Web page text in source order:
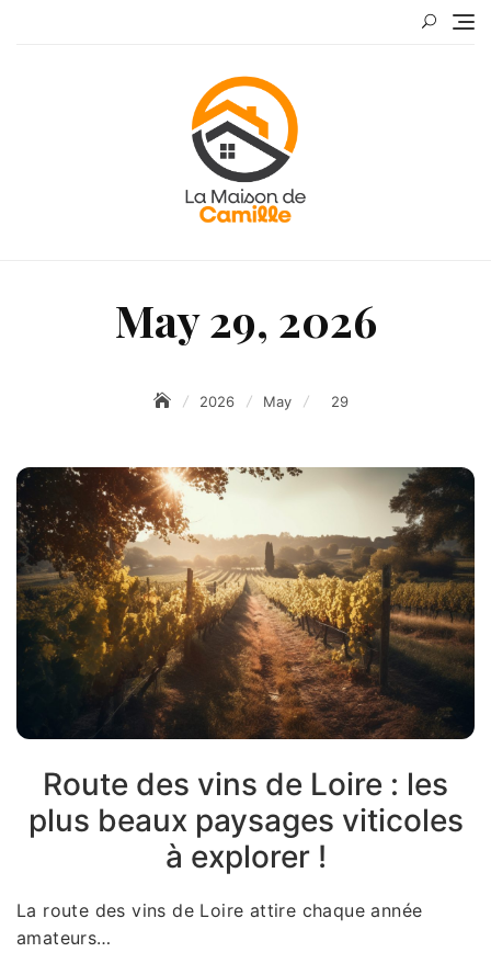
May 29, 2026
2026 May 29
Route des vins de Loire : les
plus beaux paysages viticoles
à explorer !
La route des vins de Loire attire chaque année
amateurs…